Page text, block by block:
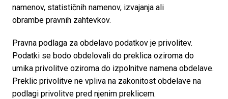
namenov, statističnih namenov, izvajanja ali
obrambe pravnih zahtevkov.
Pravna podlaga za obdelavo podatkov je privolitev.
Podatki se bodo obdelovali do preklica oziroma do
umika privolitve oziroma do izpolnitve namena obdelave.
Preklic privolitve ne vpliva na zakonitost obdelave na
podlagi privolitve pred njenim preklicem.